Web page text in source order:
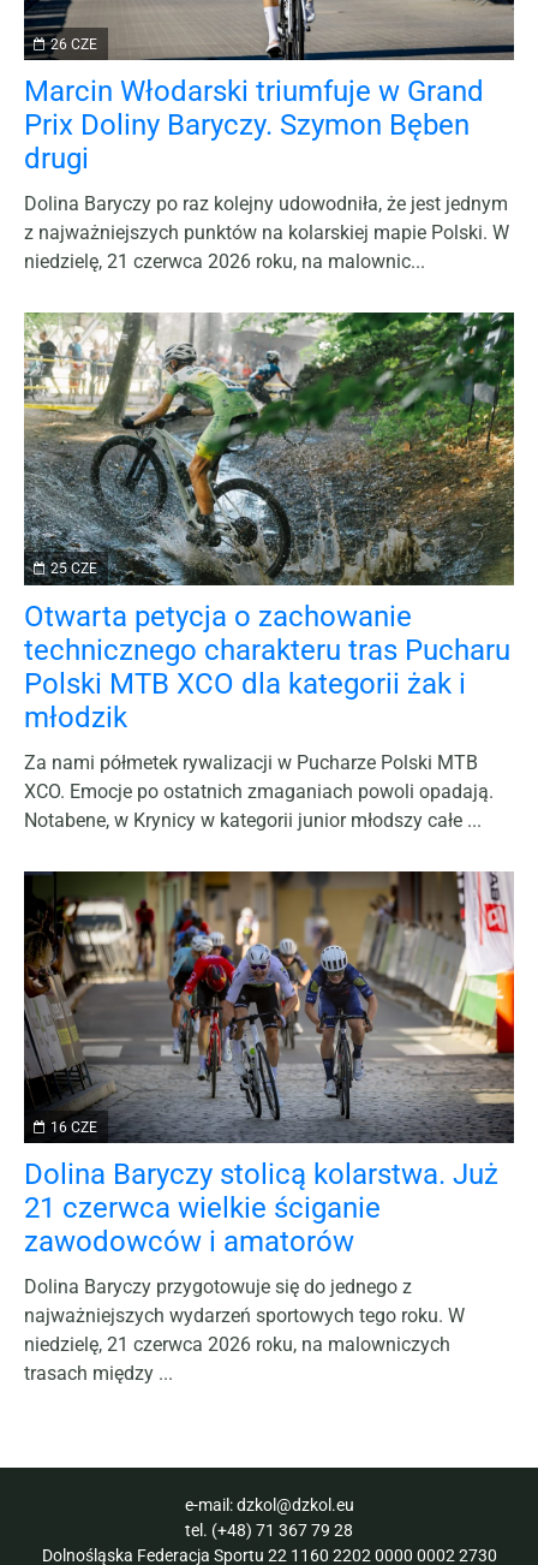
26 CZE
Marcin Włodarski triumfuje w Grand
Prix Doliny Baryczy. Szymon Bęben
drugi
Dolina Baryczy po raz kolejny udowodniła, że jest jednym
z najważniejszych punktów na kolarskiej mapie Polski. W
niedzielę, 21 czerwca 2026 roku, na malownic...
25 CZE
Otwarta petycja o zachowanie
technicznego charakteru tras Pucharu
Polski MTB XCO dla kategorii żak i
młodzik
Za nami półmetek rywalizacji w Pucharze Polski MTB
XCO. Emocje po ostatnich zmaganiach powoli opadają.
Notabene, w Krynicy w kategorii junior młodszy całe ...
16 CZE
Dolina Baryczy stolicą kolarstwa. Już
21 czerwca wielkie ściganie
zawodowców i amatorów
Dolina Baryczy przygotowuje się do jednego z
najważniejszych wydarzeń sportowych tego roku. W
niedzielę, 21 czerwca 2026 roku, na malowniczych
trasach między ...
e-mail:dzkol@dzkol.eu
tel. (+48) 71 367 79 28
Dolnośląska Federacja Sportu 22 1160 2202 0000 0002 2730